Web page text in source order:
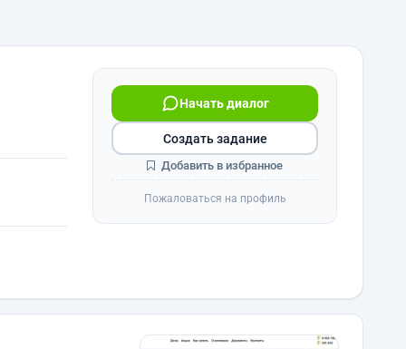
Начать диалог
Создать задание
Добавить в избранное
Пожаловаться на профиль